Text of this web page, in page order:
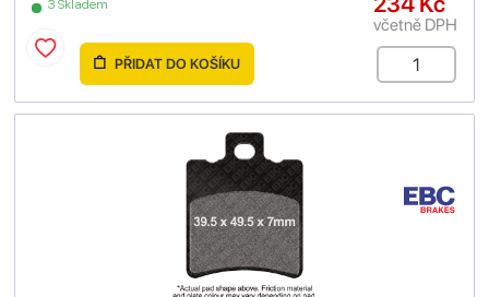
3 Skladem
včetně DPH
PŘIDAT DO KOŠÍKU